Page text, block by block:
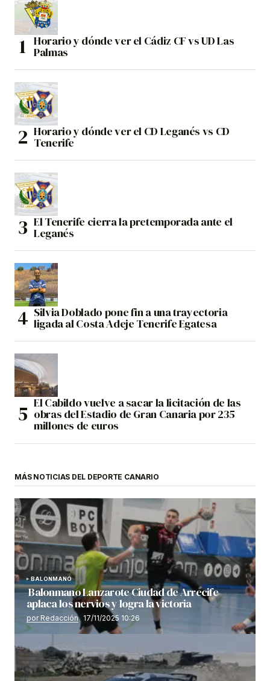
Horario y dónde ver el Cádiz CF vs UD Las
Palmas
Horario y dónde ver el CD Leganés vs CD
Tenerife
El Tenerife cierra la pretemporada ante el
Leganés
Silvia Doblado pone fin a una trayectoria
ligada al Costa Adeje Tenerife Egatesa
El Cabildo vuelve a sacar la licitación de las
obras del Estadio de Gran Canaria por 235
millones de euros
MÁS NOTICIAS DEL DEPORTE CANARIO
BALONMANO
Balonmano Lanzarote Ciudad de Arrecife
aplaca los nervios y logra la victoria
por Redacción 17/11/2025 10:26